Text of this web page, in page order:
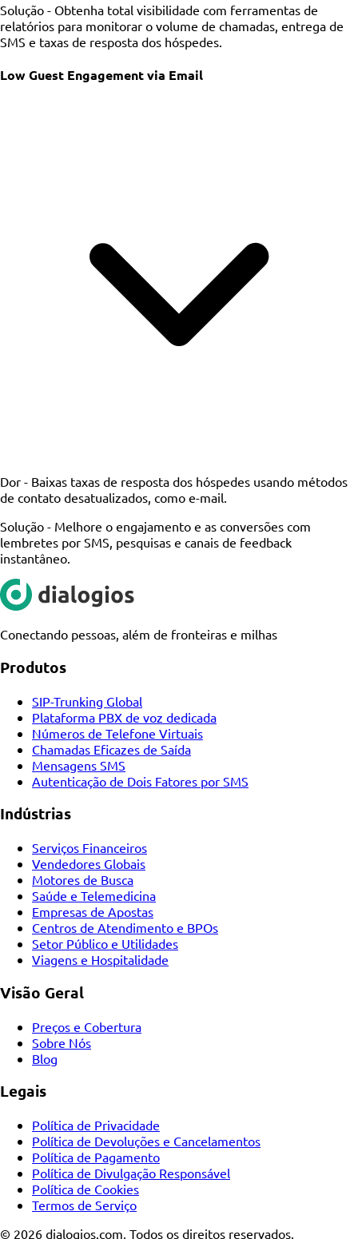
Solução - Obtenha total visibilidade com ferramentas de
relatórios para monitorar o volume de chamadas, entrega de
SMS e taxas de resposta dos hóspedes.
Low Guest Engagement via Email
Dor - Baixas taxas de resposta dos hóspedes usando métodos
de contato desatualizados, como e-mail.
Solução - Melhore o engajamento e as conversões com
lembretes por SMS, pesquisas e canais de feedback
instantâneo.
Conectando pessoas, além de fronteiras e milhas
Produtos
SIP-Trunking Global
Plataforma PBX de voz dedicada
Números de Telefone Virtuais
Chamadas Eficazes de Saída
Mensagens SMS
Autenticação de Dois Fatores por SMS
Indústrias
Serviços Financeiros
Vendedores Globais
Motores de Busca
Saúde e Telemedicina
Empresas de Apostas
Centros de Atendimento e BPOs
Setor Público e Utilidades
Viagens e Hospitalidade
Visão Geral
Preços e Cobertura
Sobre Nós
Blog
Legais
Política de Privacidade
Política de Devoluções e Cancelamentos
Política de Pagamento
Política de Divulgação Responsável
Política de Cookies
Termos de Serviço
© 2026 dialogios.com, Todos os direitos reservados.